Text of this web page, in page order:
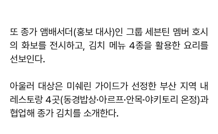
또 종가 앰배서더(홍보 대사)인 그룹 세븐틴 멤버 호시
의 화보를 전시하고, 김치 메뉴 4종을 활용한 요리를
선보인다.
아울러 대상은 미쉐린 가이드가 선정한 부산 지역 내
레스토랑 4곳(동경밥상·아르프·안목·야키토리 온정)과
협업해 종가 김치를 소개한다.